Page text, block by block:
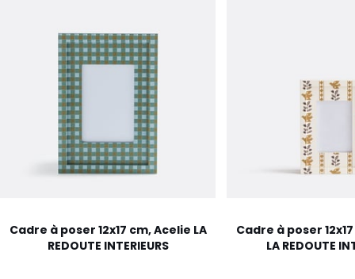
Cadre à poser 12x17 cm, Acelie LA
REDOUTE INTERIEURS
Cadre à poser
LA REDOUTE